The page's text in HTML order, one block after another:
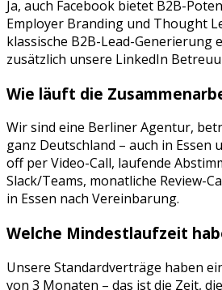
Ja, auch Facebook bietet B2B-
Employer Branding und Thought
klassische B2B-Lead-Generierung
zusätzlich unsere LinkedIn
Wie läuft die
Wir sind eine Berliner Agentur,
ganz Deutschland – auch in Essen
off per Video-Call, laufende
Slack/Teams, monatliche Review-
in Essen nach Vereinbarung.
Welche Mindestlaufzeit
Unsere Standardverträge haben
von 3 Monaten – das ist die Zeit,